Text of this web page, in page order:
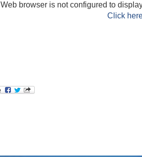
Web browser is not configured to
Click